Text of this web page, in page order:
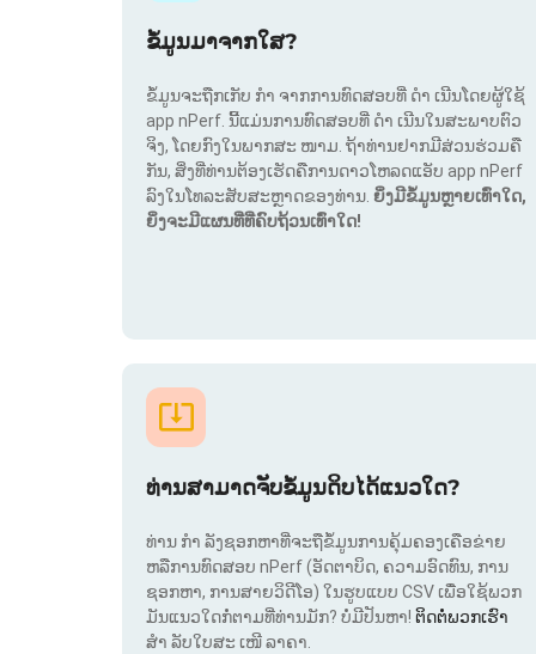
ຂໍ້ມູນມາຈາກໃສ?
ຂໍ້ມູນຈະຖືກເກັບ ກຳ ຈາກການທົດສອບທີ່ ດຳ ເນີນໂດຍຜູ້ໃຊ້
app nPerf. ນີ້ແມ່ນການທົດສອບທີ່ ດຳ ເນີນໃນສະພາບຕົວ
ຈິງ, ໂດຍກົງໃນພາກສະ ໜາມ. ຖ້າທ່ານຢາກມີສ່ວນຮ່ວມຄື
ກັນ, ສິ່ງທີ່ທ່ານຕ້ອງເຮັດຄືການດາວໂຫລດແອັບ app nPerf
ລົງໃນໂທລະສັບສະຫຼາດຂອງທ່ານ. ຍິ່ງມີຂໍ້ມູນຫຼາຍເທົ່າໃດ,
ຍິ່ງຈະມີແຜນທີ່ທີ່ຄົບຖ້ວນເທົ່າໃດ!
ທ່ານສາມາດຈັບຂໍ້ມູນດິບໄດ້ແນວໃດ?
ທ່ານ ກຳ ລັງຊອກຫາທີ່ຈະຖືຂໍ້ມູນການຄຸ້ມຄອງເຄືອຂ່າຍ
ຫລືການທົດສອບ nPerf (ອັດຕາບິດ, ຄວາມອົດທົນ, ການ
ຊອກຫາ, ການສາຍວິດີໂອ) ໃນຮູບແບບ CSV ເພື່ອໃຊ້ພວກ
ມັນແນວໃດກໍ່ຕາມທີ່ທ່ານມັກ? ບໍ່ມີປັນຫາ! ຕິດຕໍ່ພວກເຮົາ
ສຳ ລັບໃບສະ ເໜີ ລາຄາ.